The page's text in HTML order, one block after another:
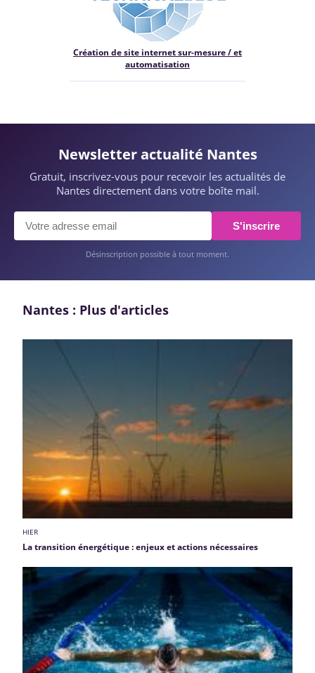
Création de site internet sur-mesure / et
automatisation
Newsletter actualité Nantes
Gratuit, inscrivez-vous pour recevoir les actualités de
Nantes directement dans votre boîte mail.
S'inscrire
Désinscription possible à tout moment.
Nantes : Plus d'articles
HIER
La transition énergétique : enjeux et actions nécessaires